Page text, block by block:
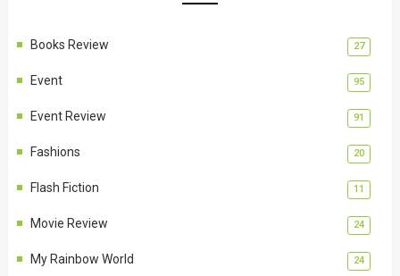
Books Review 27
Event 95
Event Review 91
Fashions 20
Flash Fiction 11
Movie Review 24
My Rainbow World 24